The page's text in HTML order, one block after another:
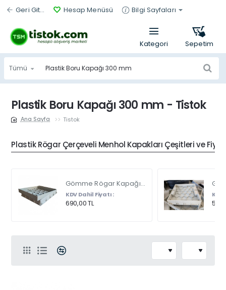
Geri Git... Hesap Menüsü Bilgi Sayfaları
Tümü
Ürün
bul...
Plastik Boru Kapağı 300 mm - Tistok
Tistok
Plastik Rögar Çerçeveli Menhol Kapakları Çeşitleri ve
Gömme Rögar Kapağı - Seramik - Fayans Ve Mermer Zeminlerde - Gizli Çerçeve Kapak Çift Kulplu 45 X 45
KDV Dahil Fiyatı :
690,00 TL
KDV